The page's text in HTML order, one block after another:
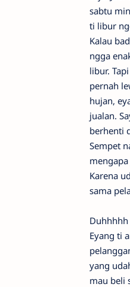
sabtu
ti libur
Kalau
ngga
libur.
pernah
hujan,
jualan.
berhenti
Sempet
Karena
sama
Eyang ti
yang
mau beli